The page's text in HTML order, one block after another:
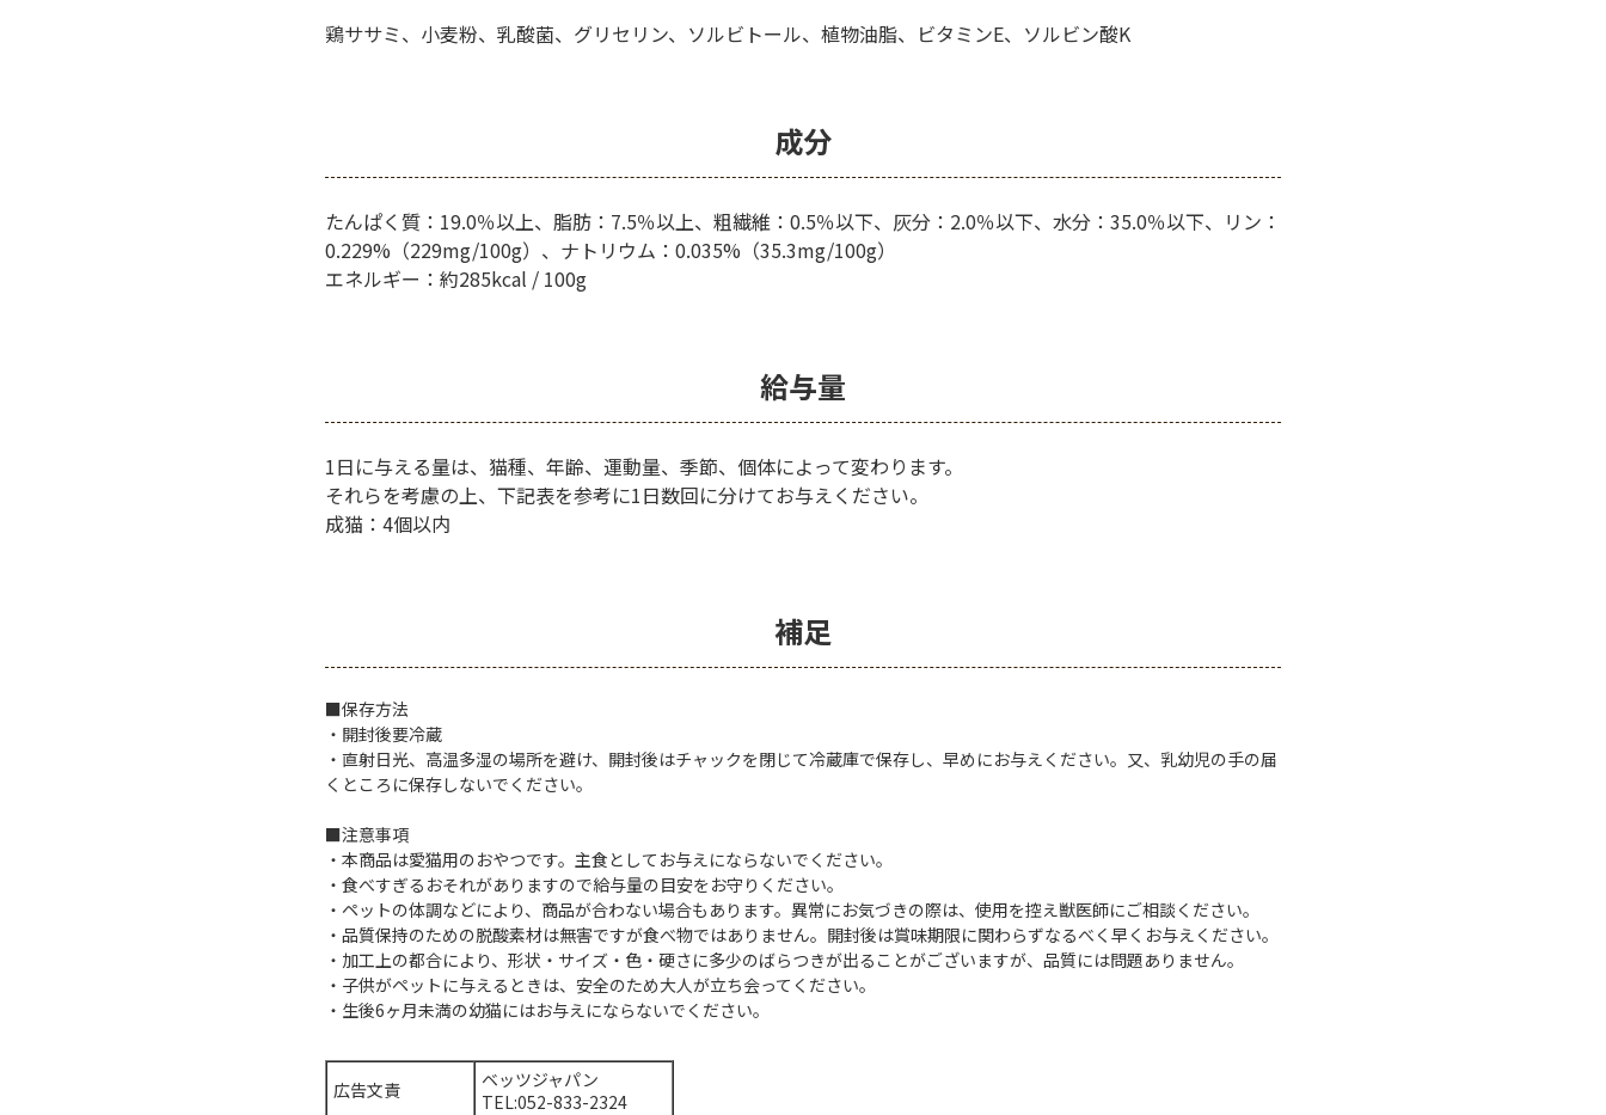
鶏ササミ、小麦粉、乳酸菌、グリセリン、ソルビトール、植物油脂、ビタミンE、ソルビン酸K
成分
たんぱく質：19.0％以上、脂肪：7.5％以上、粗繊維：0.5％以下、灰分：2.0％以下、水分：35.0％以下、リン：
0.229%（229mg/100g）、ナトリウム：0.035%（35.3mg/100g）
エネルギー：約285kcal / 100g
給与量
1日に与える量は、猫種、年齢、運動量、季節、個体によって変わります。
それらを考慮の上、下記表を参考に1日数回に分けてお与えください。
成猫：4個以内
補足
■保存方法
・開封後要冷蔵
・直射日光、高温多湿の場所を避け、開封後はチャックを閉じて冷蔵庫で保存し、早めにお与えください。又、乳幼児の手の届
くところに保存しないでください。
■注意事項
・本商品は愛猫用のおやつです。主食としてお与えにならないでください。
・食べすぎるおそれがありますので給与量の目安をお守りください。
・ペットの体調などにより、商品が合わない場合もあります。異常にお気づきの際は、使用を控え獣医師にご相談ください。
・品質保持のための脱酸素材は無害ですが食べ物ではありません。開封後は賞味期限に関わらずなるべく早くお与えください。
・加工上の都合により、形状・サイズ・色・硬さに多少のばらつきが出ることがございますが、品質には問題ありません。
・子供がペットに与えるときは、安全のため大人が立ち会ってください。
・生後6ヶ月未満の幼猫にはお与えにならないでください。
広告文責
ベッツジャパン
TEL:052-833-2324